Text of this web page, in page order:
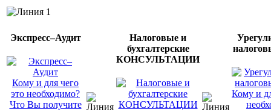
Экспресс–Аудит
Кому и для чего
это необходимо?
Что Вы получите
Налоговые и
бухгалтерские
КОНСУЛЬТАЦИИ
Кому и